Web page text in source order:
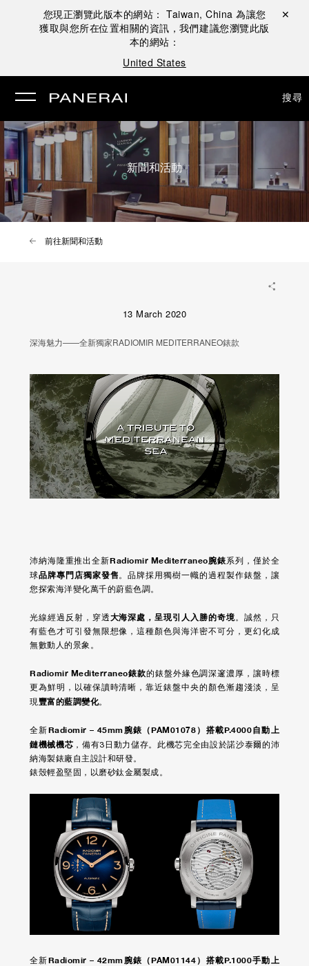
您現正瀏覽此版本的網站： Taiwan, China 為讓您
獲取與您所在位置相關的資訊，我們建議您瀏覽此版
本的網站：
United States
關閉 ✕
搜尋
新聞和活動
前往新聞和活動
13 March 2020
深海魅力——全新獨家RADIOMIR MEDITERRANEO錶款
Unmute
Loaded:
0%
Progress:
0%
Remaining
沛納海隆重推出全新Radiomir Mediterraneo腕錶 系列，僅於全
球品牌專門店獨家發售 。品牌採用獨樹一幟的過程製作錶盤，讓
您探索海洋變化萬千的蔚藍色調。
光線經過反射，穿透大海深處，呈現引人入勝的奇境 。誠然，只
有藍色才可引發無限想像，這種顏色與海洋密不可分，更幻化成
無數動人的景象。
Radiomir Mediterraneo錶款的錶盤外緣色調深邃濃厚，讓時標
更為鮮明，以確保讀時清晰，靠近錶盤中央的顏色漸趨淺淡，呈
現豐富的藍調變化。
全新Radiomir – 45mm腕錶（PAM01078）搭載P.4000自動上
鏈機械機芯 ，備有3日動力儲存。此機芯完全由設於諾沙泰爾的沛
納海製錶廠自主設計和研發。
錶殼輕盈堅固，以磨砂鈦金屬製成。
全新Radiomir – 42mm腕錶（PAM01144）搭載P.1000手動上